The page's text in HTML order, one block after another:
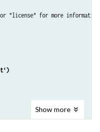
"license" for more
Show more